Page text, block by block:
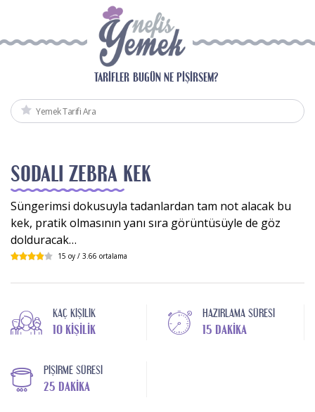
TARIFLER BUGÜN NE PIŞIRSEM?
SODALI ZEBRA KEK
Süngerimsi dokusuyla tadanlardan tam not alacak bu
kek, pratik olmasının yanı sıra görüntüsüyle de göz
dolduracak…
15 oy / 3.66 ortalama
KAÇ KIŞILIK
10 KIŞILIK
HAZIRLAMA SÜRESI
15 DAKIKA
PIŞIRME SÜRESI
25 DAKIKA